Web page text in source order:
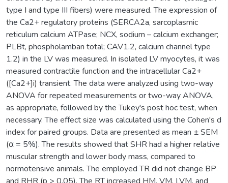
type I and type III fibers) were measured. The expression of
the Ca2+ regulatory proteins (SERCA2a, sarcoplasmic
reticulum calcium ATPase; NCX, sodium – calcium exchanger;
PLBt, phospholamban total; CAV1.2, calcium channel type
1.2) in the LV was measured. In isolated LV myocytes, it was
measured contractile function and the intracellular Ca2+
([Ca2+]i) transient. The data were analyzed using two-way
ANOVA for repeated measurements or two-way ANOVA,
as appropriate, followed by the Tukey's post hoc test, when
necessary. The effect size was calculated using the Cohen's d
index for paired groups. Data are presented as mean ± SEM
(α = 5%). The results showed that SHR had a higher relative
muscular strength and lower body mass, compared to
normotensive animals. The employed TR did not change BP